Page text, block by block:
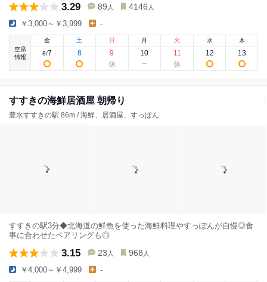
3.29 89 人 4146 人
￥3,000～￥3,999 -
空席
情報
金
8/7
土
8
日
9
月
10
火
11
水
12
木
13
すすきの海鮮居酒屋 朝帰り
豊水すすきの駅 86m / 海鮮、居酒屋、すっぽん
すすきの駅3分◆北海道の鮮魚を使った海鮮料理やすっぽんが自慢◎食
事に合わせたペアリングも◎
3.15 23 人 968 人
￥4,000～￥4,999 -